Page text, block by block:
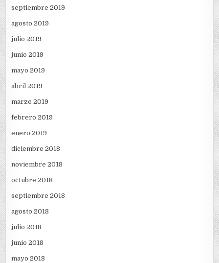
septiembre 2019
agosto 2019
julio 2019
junio 2019
mayo 2019
abril 2019
marzo 2019
febrero 2019
enero 2019
diciembre 2018
noviembre 2018
octubre 2018
septiembre 2018
agosto 2018
julio 2018
junio 2018
mayo 2018